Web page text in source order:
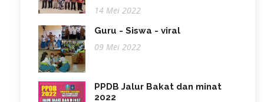
14 Mei 2022
Guru - Siswa - viral
09 Mei 2022
PPDB Jalur Bakat dan minat
2022